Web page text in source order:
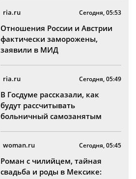
ria.ru Сегодня, 05:53
Отношения России и Австрии
фактически заморожены,
заявили в МИД
ria.ru Сегодня, 05:49
В Госдуме рассказали, как
будут рассчитывать
больничный самозанятым
woman.ru Сегодня, 05:45
Роман с чилийцем, тайная
свадьба и роды в Мексике: